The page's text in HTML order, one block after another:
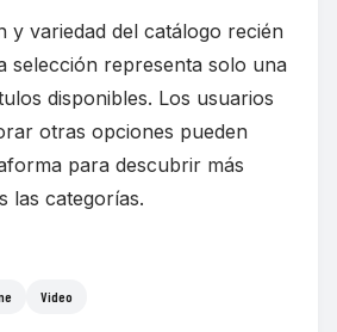
y variedad del catálogo recién
selección representa solo una
disponibles. Los usuarios
otras opciones pueden
para descubrir más
las categorías.
Video